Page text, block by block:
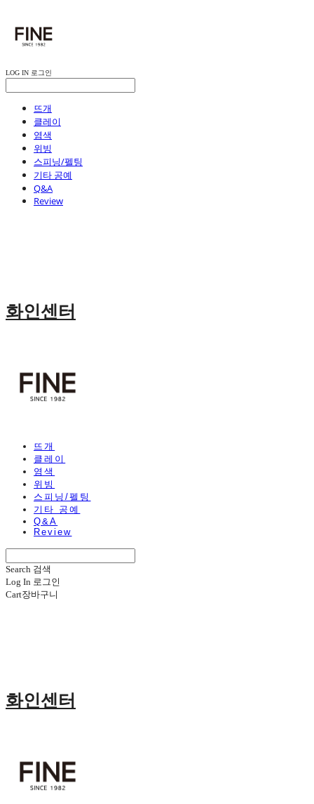
LOG IN 로그인
뜨개
클레이
염색
위빙
스피닝/펠팅
기타 공예
Q&A
Review
화인센터
뜨개
클레이
염색
위빙
스피닝/펠팅
기타 공예
Q&A
Review
Search 검색
Log In 로그인
Cart장바구니
화인센터